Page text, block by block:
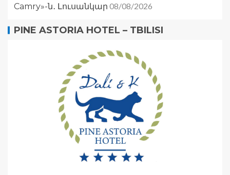
Camry»-ն․ Լուսանկար 08/08/2026
PINE ASTORIA HOTEL – TBILISI